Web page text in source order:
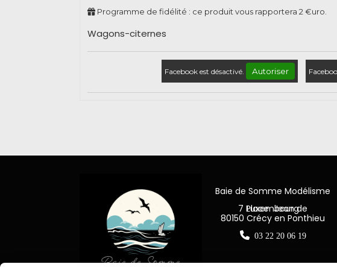
Programme de fidélité : ce produit vous rapportera 2 €uro.
Wagons-citernes
Facebook est désactivé. Autoriser
Baie de Somme Modélisme
7 Place Jean de Luxembourg
80150 Crécy en Ponthieu
 03 22 20 06 19